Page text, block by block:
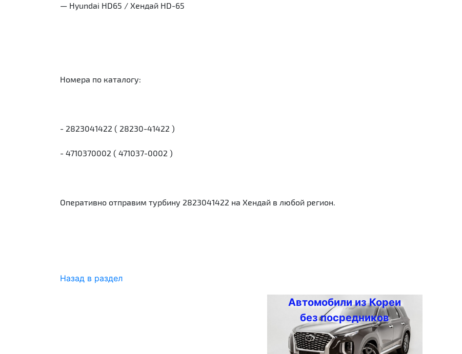
— Hyundai HD65 / Хендай HD-65
Номера по каталогу:
- 2823041422 ( 28230-41422 )
- 4710370002 ( 471037-0002 )
Оперативно отправим турбину 2823041422 на Хендай в любой регион.
Назад в раздел
Автомобили из Кореи
без посредников